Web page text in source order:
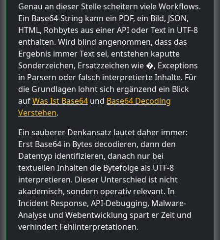
Genau an dieser Stelle scheitern viele Workflows.
Ein Base64-String kann ein PDF, ein Bild, JSON,
HTML, Rohbytes aus einer API oder Text in UTF-8
enthalten. Wird blind angenommen, dass das
Ergebnis immer Text sei, entstehen kaputte
Sonderzeichen, Ersatzzeichen wie �, Exceptions
in Parsern oder falsch interpretierte Inhalte. Für
die Grundlagen lohnt sich ergänzend ein Blick
aufWas Ist Base64 und Base64 Decoding
Verstehen.
Ein sauberer Denkansatz lautet daher immer:
Erst Base64 in Bytes decodieren, dann den
Datentyp identifizieren, danach nur bei
textuellen Inhalten die Bytefolge als UTF-8
interpretieren. Dieser Unterschied ist nicht
akademisch, sondern operativ relevant. In
Incident Response, API-Debugging, Malware-
Analyse und Webentwicklung spart er Zeit und
verhindert Fehlinterpretationen.